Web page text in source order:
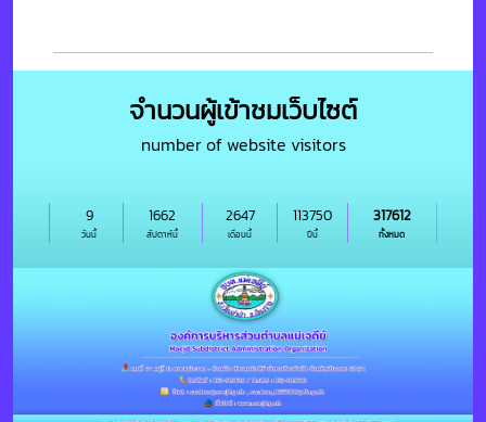
จำนวนผู้เข้าชมเว็บไซต์
number of website visitors
วันนี้
9
สัปดาห์นี้
1662
เดือนนี้
2647
ปีนี้
113750
ทั้งหมด
317612